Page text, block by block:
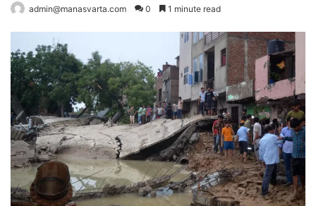
admin@manasvarta.com 0 1 minute read